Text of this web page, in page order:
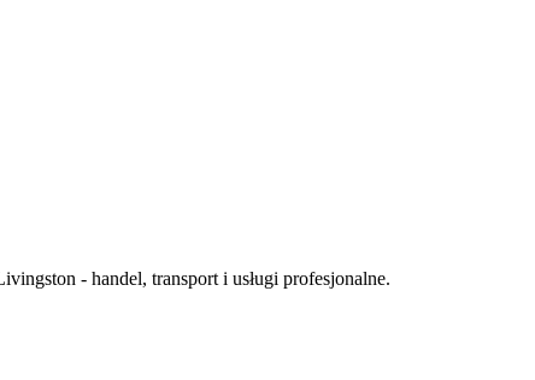
- handel, transport i usługi profesjonalne.